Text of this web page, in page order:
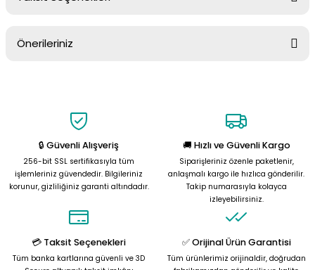
Ürün hakkında henüz soru sorulmamış.
Önerileriniz
Görüş ve önerileriniz için teşekkür ederiz.
Ürün resmi kalitesiz, bozuk veya görüntülenemiyor.
Ürün açıklamasında eksik bilgiler bulunuyor.
Ürün bilgilerinde hatalar bulunuyor.
Ürün fiyatı diğer sitelerden daha pahalı.
🔒 Güvenli Alışveriş
256-bit SSL sertifikasıyla tüm
işlemleriniz güvendedir. Bilgileriniz
korunur, gizliliğiniz garanti altındadır.
🚚 Hızlı ve Güvenli Kargo
Siparişleriniz özenle paketlenir,
anlaşmalı kargo ile hızlıca gönderilir.
Takip numarasıyla kolayca
izleyebilirsiniz.
💳 Taksit Seçenekleri
Tüm banka kartlarına güvenli ve 3D
✅ Orijinal Ürün Garantisi
Tüm ürünlerimiz orijinaldir, doğrudan